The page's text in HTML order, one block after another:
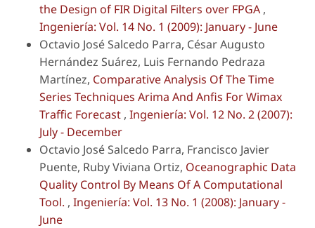
the Design of FIR Digital Filters over FPGA ,
Ingeniería: Vol. 14 No. 1 (2009): January - June
Octavio José Salcedo Parra, César Augusto
Hernández Suárez, Luis Fernando Pedraza
Martínez, Comparative Analysis Of The Time
Series Techniques Arima And Anfis For Wimax
Traffic Forecast , Ingeniería: Vol. 12 No. 2 (2007):
July - December
Octavio José Salcedo Parra, Francisco Javier
Puente, Ruby Viviana Ortiz, Oceanographic Data
Quality Control By Means Of A Computational
Tool. , Ingeniería: Vol. 13 No. 1 (2008): January -
June